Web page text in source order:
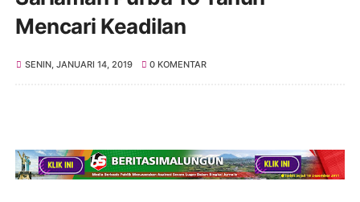
Mencari Keadilan
SENIN, JANUARI 14, 2019 0 KOMENTAR